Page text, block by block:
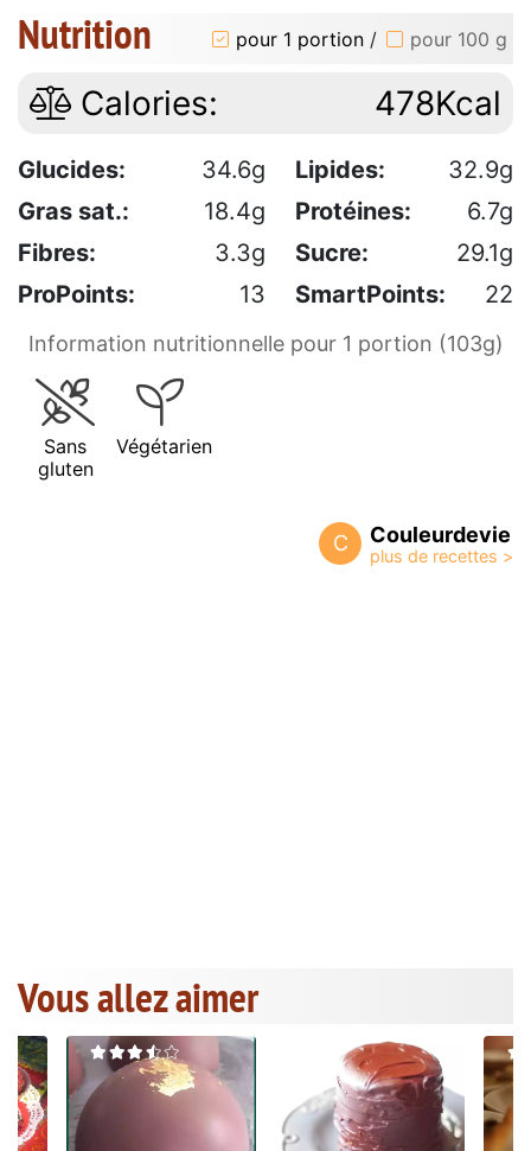
Nutrition pour 1 portion / pour 100 g
Calories: 478Kcal
Glucides: 34.6g Lipides:
32.9g
Gras sat.:
18.4g Protéines:
6.7g
Fibres:
3.3g Sucre:
29.1g
ProPoints:
13 SmartPoints: 22
Information nutritionnelle pour 1 portion (103g)
Sans
gluten
Végétarien
C Couleurdevie
Vous allez aimer